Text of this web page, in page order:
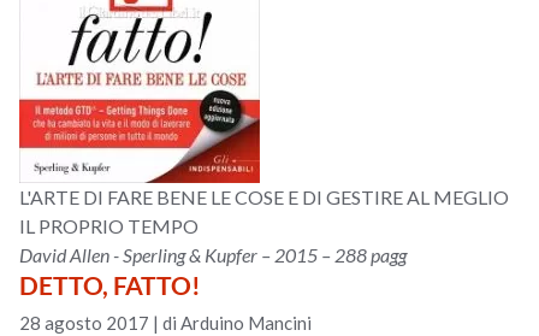
L'ARTE DI FARE BENE LE COSE E DI GESTIRE AL MEGLIO
IL PROPRIO TEMPO
David Allen - Sperling & Kupfer – 2015 – 288 pagg
DETTO, FATTO!
28 agosto 2017 |di Arduino Mancini